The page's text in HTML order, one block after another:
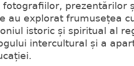
fotografiilor, prezentărilor
au explorat frumusețea
istoric și spiritual al
intercultural și a